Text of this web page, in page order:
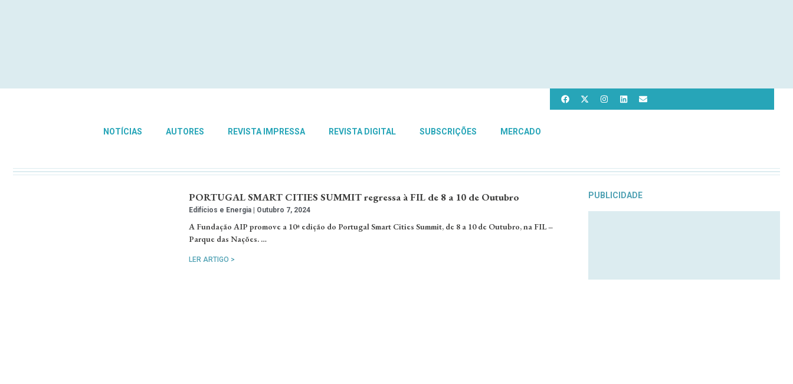
NOTÍCIAS AUTORES REVISTA IMPRESSA REVISTA DIGITAL SUBSCRIÇÕES MERCADO
PORTUGAL SMART CITIES SUMMIT regressa à FIL de 8 a 10 de Outubro
Edifícios e Energia Outubro 7, 2024
A Fundação AIP promove a 10ª edição do Portugal Smart Cities Summit, de 8 a 10 de Outubro, na FIL –
Parque das Nações. …
LER ARTIGO >
PUBLICIDADE